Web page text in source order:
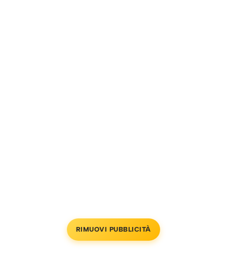
RIMUOVI PUBBLICITÀ